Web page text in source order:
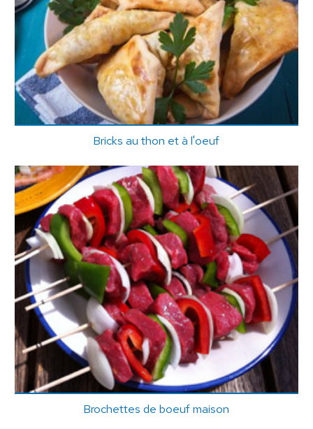
Bricks au thon et à l'oeuf
Brochettes de boeuf maison